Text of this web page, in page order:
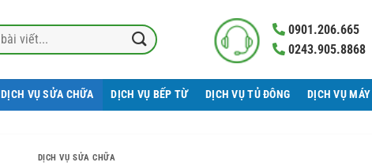
0901.206.665
0243.905.8868
DỊCH VỤ SỬA CHỮA DỊCH VỤ BẾP TỪ DỊCH VỤ TỦ ĐÔNG DỊCH VỤ
DỊCH VỤ SỬA CHỮA